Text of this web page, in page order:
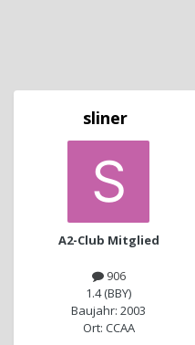
sliner
A2-Club Mitglied
906
1.4 (BBY)
Baujahr: 2003
Ort: CCAA